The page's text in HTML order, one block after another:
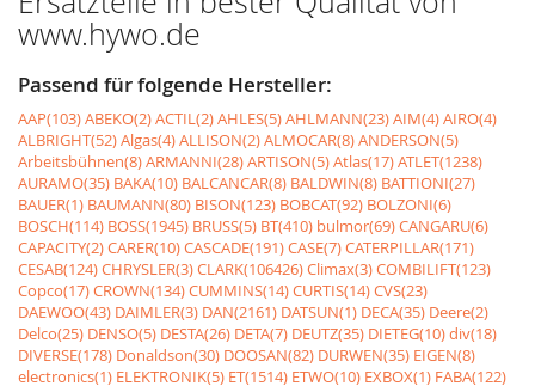
www.hywo.de
Passend für folgende Hersteller:
AAP(103)ABEKO(2)ACTIL(2)AHLES(5)AHLMANN(23)AIM(4)AIRO(4)
ALBRIGHT(52)Algas(4)ALLISON(2)ALMOCAR(8)ANDERSON(5)
Arbeitsbühnen(8)ARMANNI(28)ARTISON(5)Atlas(17)ATLET(1238)
AURAMO(35) BAKA(10) BALCANCAR(8) BALDWIN(8) BATTIONI(27)
BAUER(1) BAUMANN(80) BISON(123) BOBCAT(92) BOLZONI(6)
BOSCH(114) BOSS(1945) BRUSS(5) BT(410) bulmor(69)CANGARU(6)
CAPACITY(2)CARER(10)CASCADE(191)CASE(7)CATERPILLAR(171)
CESAB(124)CHRYSLER(3)CLARK(106426)Climax(3)COMBILIFT(123)
Copco(17)CROWN(134)CUMMINS(14)CURTIS(14)CVS(23)
DAEWOO(43) DAIMLER(3) DAN(2161) DATSUN(1) DECA(35) Deere(2)
Delco(25) DENSO(5) DESTA(26) DETA(7) DEUTZ(35) DIETEG(10)div(18)
DIVERSE(178) Donaldson(30) DOOSAN(82) DURWEN(35) EIGEN(8)
electronics(1) ELEKTRONIK(5) ET(1514) ETWO(10) EXBOX(1) FABA(122)